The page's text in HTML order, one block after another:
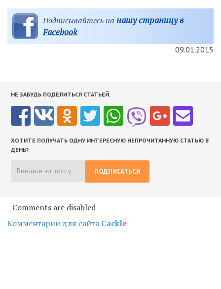
Подписывайтесь на нашу страницу в
Facebook
09.01.2015
НЕ ЗАБУДЬ ПОДЕЛИТЬСЯ СТАТЬЕЙ:
ХОТИТЕ ПОЛУЧАТЬ ОДНУ ИНТЕРЕСНУЮ НЕПРОЧИТАННУЮ СТАТЬЮ В
ДЕНЬ?
ПОДПИСАТЬСЯ
Comments are disabled
Комментарии для сайта Cackle